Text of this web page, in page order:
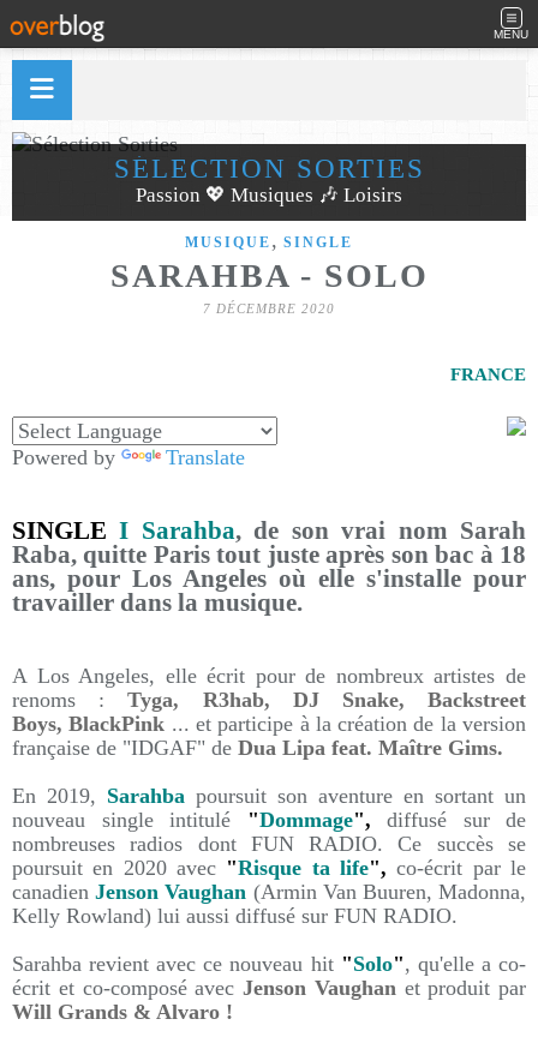
MENU
SÉLECTION SORTIES
Passion 💖 Musiques 🎶 Loisirs
MUSIQUE , SINGLE
SARAHBA - SOLO
7 DÉCEMBRE 2020
FRANCE
Powered by Translate
SINGLE I Sarahba, de son vrai nom Sarah
Raba, quitte Paris tout juste après son bac à 18
ans, pour Los Angeles où elle s'installe pour
travailler dans la musique.
A Los Angeles, elle écrit pour de nombreux artistes de
renoms :Tyga, R3hab, DJ Snake, Backstreet
Boys, BlackPink ... et participe à la création de la version
française de "IDGAF" de Dua Lipa feat. Maître Gims.
En 2019, Sarahba poursuit son aventure en sortant un
nouveau single intitulé
"Dommage", diffusé sur de
nombreuses radios dont FUN RADIO. Ce succès se
poursuit en 2020 avec "Risque ta life", co-écrit par le
canadien Jenson Vaughan (Armin Van Buuren, Madonna,
Kelly Rowland) lui aussi diffusé sur FUN RADIO.
Sarahba revient avec ce nouveau hit"Solo", qu'elle a co-
écrit et co-composé avec Jenson Vaughan et produit par
Will Grands & Alvaro !